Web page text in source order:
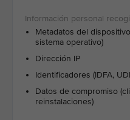
Metadatos del
sistema operativo)
Dirección IP
Identificadores (IDFA,
Datos de compromiso
reinstalaciones)